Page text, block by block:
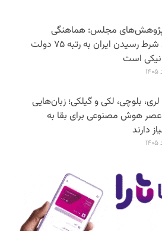
پژوهش‌های مجلس: هماهنگی
نهادی شرط رسیدن ایران به رتبه ۷۵ دولت
است
بلوچی، لکی و گیلکی؛ زبان‌هایی
عصر هوش مصنوعی برای بقا به
دارند